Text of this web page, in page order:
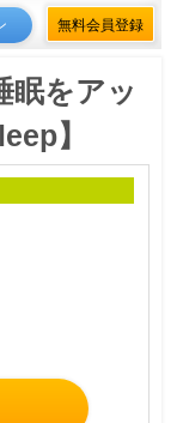
無料会員登録
眠をアッ
】